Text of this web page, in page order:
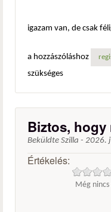
igazam van, de csak
a hozzászóláshoz
szükséges
Biztos,
Beküldte Szilla - 2026.
Értékelés:
Még